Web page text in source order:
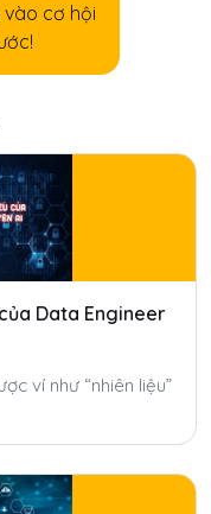
cơ hội
Data Engineer
ví như “nhiên liệu”